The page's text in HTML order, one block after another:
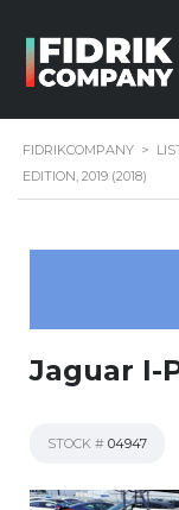
FIDRIKCOMPANY >
EDITION, 2019 (2018)
Jaguar I-
STOCK # 04947